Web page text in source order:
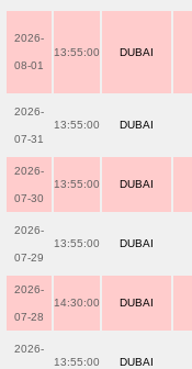
2026-
08-01
13:55:00 DUBAI
2026-
07-31
13:55:00 DUBAI
2026-
07-30
13:55:00 DUBAI
2026-
07-29
13:55:00 DUBAI
2026-
07-28
14:30:00 DUBAI
2026-
13:55:00 DUBAI